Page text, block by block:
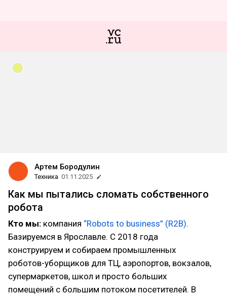
Артем Бородулин
Техника 01.11.2025
Как мы пытались сломать собственного
робота
Кто мы: компания “Robots to business” (R2B).
Базируемся в Ярославле. С 2018 года
конструируем и собираем промышленных
роботов-уборщиков для ТЦ, аэропортов, вокзалов,
супермаркетов, школ и просто больших
помещений с большим потоком посетителей. В